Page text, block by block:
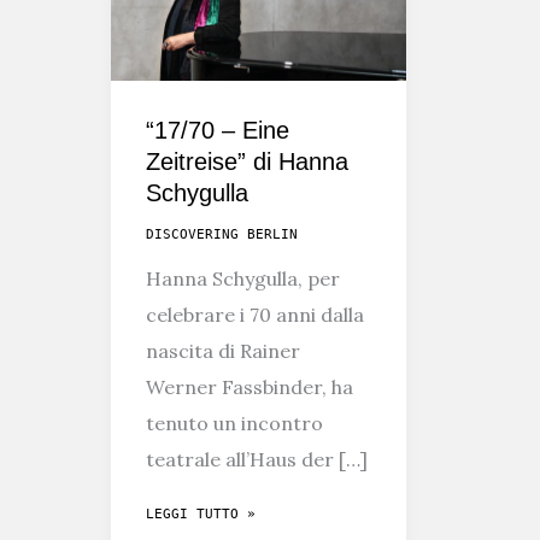
“17/70 – Eine
Zeitreise” di Hanna
Schygulla
DISCOVERING BERLIN
Hanna Schygulla, per
celebrare i 70 anni dalla
nascita di Rainer
Werner Fassbinder, ha
tenuto un incontro
teatrale all’Haus der […]
“17/70
LEGGI TUTTO »